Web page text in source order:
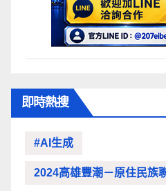
即時熱搜
#AI生成
2024高雄豐潮－原住民族